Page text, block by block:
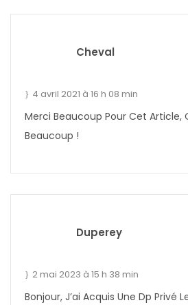
Cheval
4 avril 2021 à 16 h 08 min
Merci Beaucoup Pour Cet Article,
Beaucoup !
Duperey
2 mai 2023 à 15 h 38 min
Bonjour, J’ai Acquis Une Dp Privé